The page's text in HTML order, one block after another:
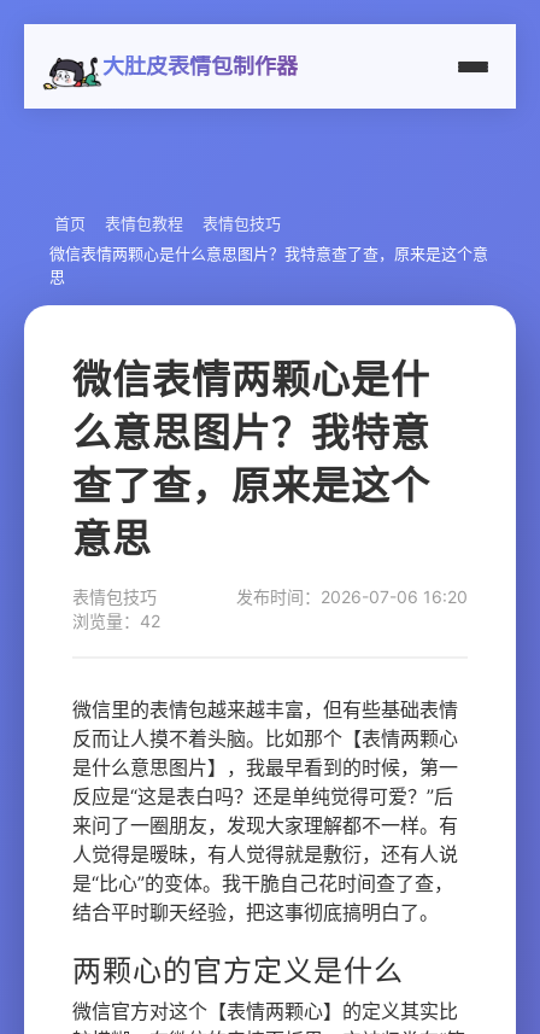
大肚皮表情包制作器
首页 表情包教程
表情包技巧
微信表情两颗心是什么意思图片？我特意查了查，原来是这个意
思
微信表情两颗心是什
么意思图片？我特意
查了查，原来是这个
意思
表情包技巧
发布时间：2026-07-06 16:20
浏览量：42
微信里的表情包越来越丰富，但有些基础表情
反而让人摸不着头脑。比如那个【表情两颗心
是什么意思图片】，我最早看到的时候，第一
反应是“这是表白吗？还是单纯觉得可爱？”后
来问了一圈朋友，发现大家理解都不一样。有
人觉得是暧昧，有人觉得就是敷衍，还有人说
是“比心”的变体。我干脆自己花时间查了查，
结合平时聊天经验，把这事彻底搞明白了。
两颗心的官方定义是什么
微信官方对这个【表情两颗心】的定义其实比